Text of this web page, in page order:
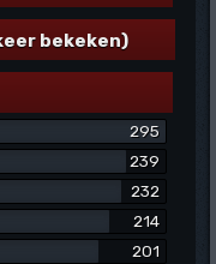
bekeken)
295
239
232
214
201